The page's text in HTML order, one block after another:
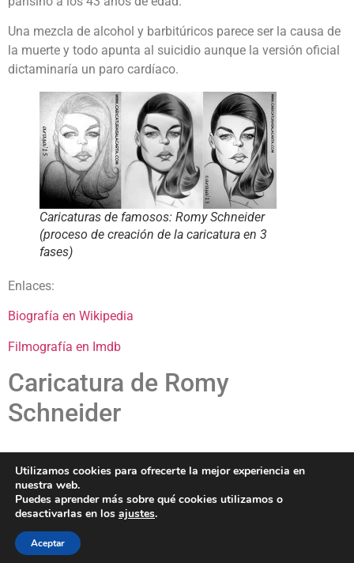
Una mezcla de alcohol y barbitúricos parece ser la causa de
la muerte y todo apunta al suicidio aunque la versión oficial
dictaminaría un paro cardíaco.
Caricaturas de famosos: Romy Schneider
(proceso de creación de la caricatura en 3
fases)
Enlaces:
Biografía en Wikipedia
Filmografía en Imdb
Caricatura de Romy
Schneider
EtiquetadoActores
delon,Famosos, Oscar,schneider,Televisión,visconti
BLOG CLIENTES
Utilizamos cookies para ofrecerte la mejor experiencia en
nuestra web.
Puedes aprender más sobre qué cookies utilizamos o
desactivarlas en los ajustes.
Aceptar